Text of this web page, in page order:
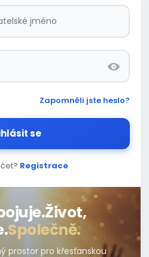
Zapomněli jste heslo?
se
Registrace
Život,
Společně.
prostor pro křesťanskou